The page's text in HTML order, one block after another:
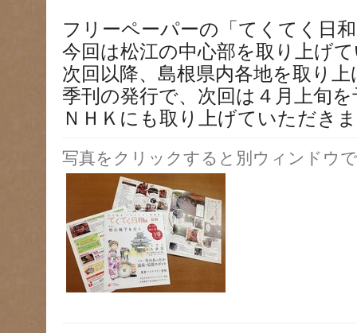
フリーペーパーの「てくてく日
今回は松江の中心部を取り上げ
次回以降、島根県内各地を取り
季刊の発行で、次回は４月上旬
ＮＨＫにも取り上げていただき
写真をクリックすると別ウィンドウ